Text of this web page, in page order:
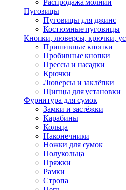
Распродажа молний
Пуговицы
Пуговицы для джинс
Костюмные пуговицы
Кнопки, люверсы, крючки,
Пришивные кнопки
Пробивные кнопки
Прессы и насадки
Крючки
Люверсы и заклёпки
Щипцы для установки
Фурнитура для сумок
Замки и застёжки
Карабины
Кольца
Наконечники
Ножки для сумок
Полукольца
Пряжки
Рамки
Стропа